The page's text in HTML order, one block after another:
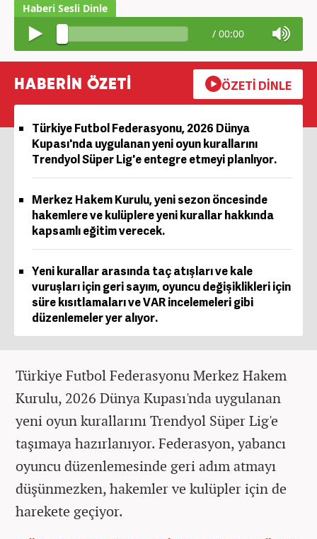
/ 00:00
HABERİN ÖZETİ ÖZETİ DİNLE
Türkiye Futbol Federasyonu, 2026 Dünya
Kupası'nda uygulanan yeni oyun kurallarını
Trendyol Süper Lig'e entegre etmeyi planlıyor.
Merkez Hakem Kurulu, yeni sezon öncesinde
hakemlere ve kulüplere yeni kurallar hakkında
kapsamlı eğitim verecek.
Yeni kurallar arasında taç atışları ve kale
vuruşları için geri sayım, oyuncu değişiklikleri için
süre kısıtlamaları ve VAR incelemeleri gibi
düzenlemeler yer alıyor.
Türkiye Futbol Federasyonu Merkez Hakem
Kurulu, 2026 Dünya Kupası'nda uygulanan
yeni oyun kurallarını Trendyol Süper Lig'e
taşımaya hazırlanıyor. Federasyon, yabancı
oyuncu düzenlemesinde geri adım atmayı
düşünmezken, hakemler ve kulüpler için de
harekete geçiyor.